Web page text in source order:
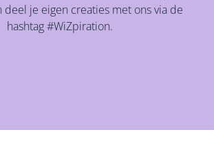
deel je eigen creaties met ons via de
hashtag #WiZpiration.